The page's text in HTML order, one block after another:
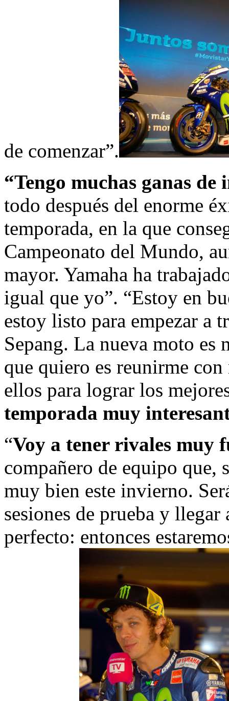
de comenzar”.
“Tengo muchas ganas
todo después del enorme
temporada, en la que
Campeonato del Mundo,
mayor. Yamaha ha
igual que yo”. “Estoy en
estoy listo para empezar a
Sepang. La nueva moto es
que quiero es reunirme
ellos para lograr los
temporada muy
“Voy a tener rivales muy
compañero de equipo que,
muy bien este invierno.
sesiones de prueba y
perfecto: entonces